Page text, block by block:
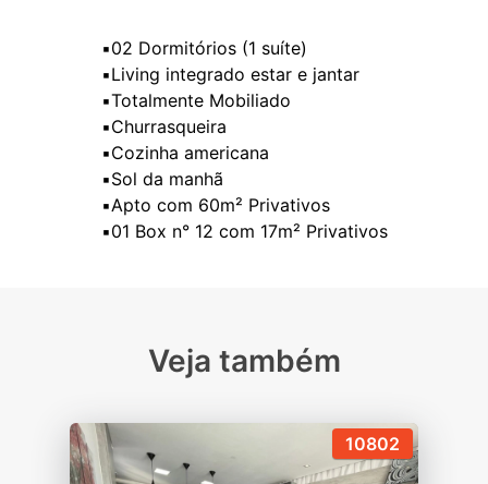
▪️02 Dormitórios (1 suíte)
▪️Living integrado estar e jantar
▪️Totalmente Mobiliado
▪️Churrasqueira
▪️Cozinha americana
▪️Sol da manhã
▪️Apto com 60m² Privativos
▪️01 Box n° 12 com 17m² Privativos
Veja também
10802